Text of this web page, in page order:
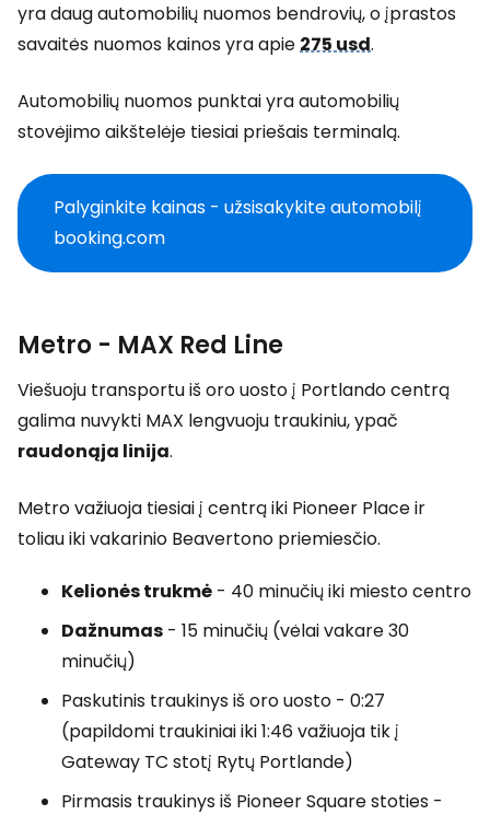
yra daug automobilių nuomos bendrovių, o įprastos
savaitės nuomos kainos yra apie275 usd.
Automobilių nuomos punktai yra automobilių
stovėjimo aikštelėje tiesiai priešais terminalą.
Palyginkite kainas - užsisakykite automobilį
booking.com
Metro - MAX Red Line
Viešuoju transportu iš oro uosto į Portlando centrą
galima nuvykti MAX lengvuoju traukiniu, ypač
raudonąja linija.
Metro važiuoja tiesiai į centrą iki Pioneer Place ir
toliau iki vakarinio Beavertono priemiesčio.
Kelionės trukmė - 40 minučių iki miesto centro
Dažnumas - 15 minučių (vėlai vakare 30
minučių)
Paskutinis traukinys iš oro uosto - 0:27
(papildomi traukiniai iki 1:46 važiuoja tik į
Gateway TC stotį Rytų Portlande)
Pirmasis traukinys iš Pioneer Square stoties -